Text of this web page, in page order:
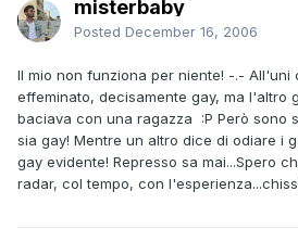
misterbaby
Posted December 16, 2006
Il mio non funziona per niente! -.- All'uni
effeminato, decisamente gay, ma l'altro
baciava con una ragazza :P Però sono
sia gay! Mentre un altro dice di odiare i
gay evidente! Represso sa mai...Spero
radar, col tempo, con